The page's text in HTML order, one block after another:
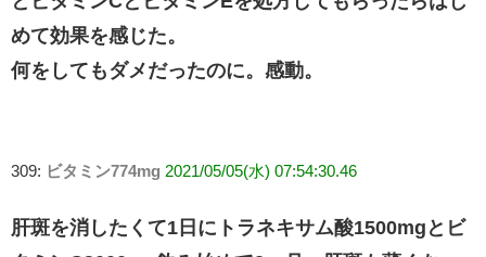
めて効果を感じた。
何をしてもダメだったのに。感動。
309: ビタミン774mg 2021/05/05(水) 07:54:30.46
肝斑を消したくて1日にトラネキサム酸1500mgとビ